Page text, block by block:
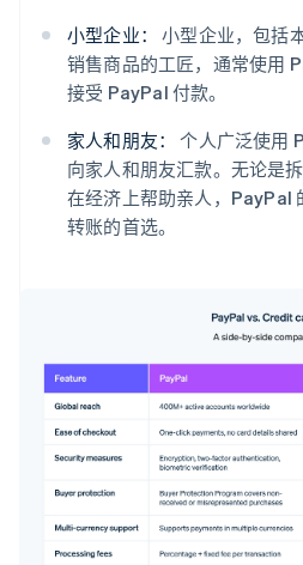
小型企业：
小型企业，包括
销售商品的工匠，通常使用
接受 PayPal 付款。
家人和朋友：
个人广泛使用
向家人和朋友汇款。无论是
在经济上帮助亲人，PayPal
转账的首选。